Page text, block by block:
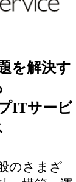
を解決す
ITサービ
のさまざ